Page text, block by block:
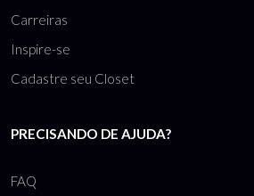
Carreiras
Inspire-se
Cadastre seu Closet
PRECISANDO DE AJUDA?
FAQ